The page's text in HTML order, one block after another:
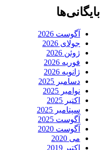
بایگانی‌ها
آگوست 2026
جولای 2026
ژوئن 2026
فوریه 2026
ژانویه 2026
دسامبر 2025
نوامبر 2025
اکتبر 2025
سپتامبر 2025
آگوست 2025
آگوست 2020
می 2020
اکتبر 2019